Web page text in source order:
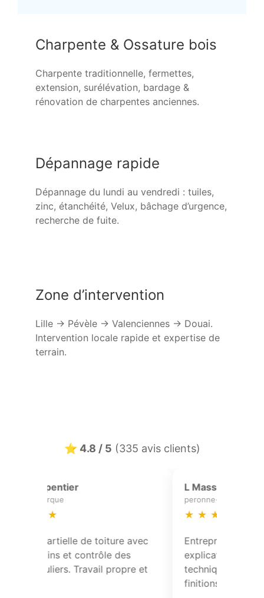
Charpente & Ossature bois
Charpente traditionnelle, fermettes,
extension, surélévation, bardage &
rénovation de charpentes anciennes.
Dépannage rapide
Dépannage du lundi au vendredi : tuiles,
zinc, étanchéité, Velux, bâchage d’urgence,
recherche de fuite.
Zone d’intervention
Lille → Pévèle → Valenciennes → Douai.
Intervention locale rapide et expertise de
terrain.
⭐ 4.8 / 5 (335 avis clients)
sur
précis.
et finitions
Excellente maîtrise technique sur la
charpente et l’isolation. Équipe
ponctuelle, organisée et à l’écoute.